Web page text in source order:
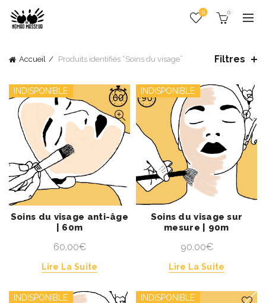
0 0
Accueil Produits identifiés “Soins du visage” Filtres
INDISPONIBLE
Soins du visage anti-âge
| 60m
60.00€
Lire La Suite
INDISPONIBLE
Soins du visage sur
mesure | 90m
90.00€
Lire La Suite
INDISPONIBLE INDISPONIBLE